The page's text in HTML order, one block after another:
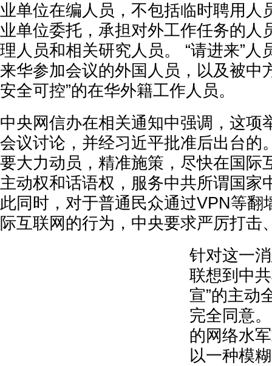
业单位在编人员，不包括临时聘用人
业单位委托，承担对外工作任务的人
理人员和相关研究人员。 “请进来”人
来华参加会议的外国人员，以及被中
安全可控”的在华外籍工作人员。
中央网信办在相关通知中强调，这项
会议讨论，并经习近平批准后出台的
要大力动员，精准施策，尽快在国际
主动权和话语权，服务中共所谓国家
此同时，对于普通民众通过VPN等翻
际互联网的行为，中央要求严厉打击
针对这一
联想到中
宣”的主动
完全同意
的网络水
以一种模